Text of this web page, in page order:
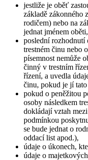
jestliže je oběť
základě zákonného
rodičem) nebo na
jednat jménem oběti,
poslední rozhodnutí
trestném činu nebo
písemnost nemůže
činný v trestním
řízení, a uvedla
činu, pokud je jí tato
pokud o peněžitou
osoby následkem
dokládají vztah
podmínkou
se bude jednat o
oddací list apod.),
údaje o úkonech,
údaje o